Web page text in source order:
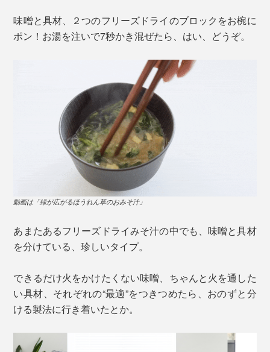
味噌と具材、２つのフリーズドライのブロックをお椀に
ポン！お湯を注いで7秒かき混ぜたら、はい、どうぞ。
動画は「緑が広がるほうれん草のおみそ汁」
あまたあるフリーズドライみそ汁の中でも、味噌と具材
を分けている、珍しいタイプ。
できるだけ火をかけたくない味噌、ちゃんと火を通した
い具材、それぞれの“最適”をつきつめたら、おのずと分
ける製法に行き着いたとか。